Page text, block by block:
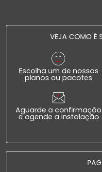
VEJA COMO É
Escolha um de nossos
planos ou pacotes
Aguarde a confirmação
e agende a instalação